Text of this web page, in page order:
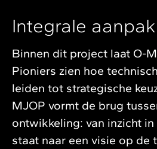
Integrale aanpak
Binnen dit project laat O-
Pioniers zien hoe
leiden tot strategische
MJOP vormt de brug
ontwikkeling: van inzicht
staat naar een visie op de